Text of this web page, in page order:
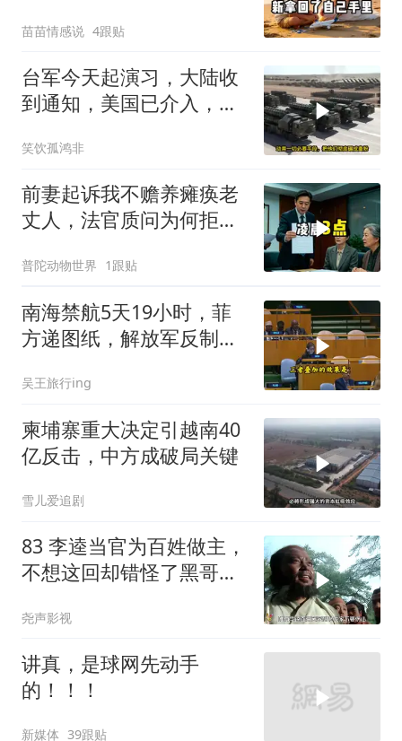
苗苗情感说 4跟贴
台军今天起演习，大陆收
到通知，美国已介入，日
笑饮孤鸿非
前妻起诉我不赡养瘫痪老
丈人，法官质问为何拒不
普陀动物世界 1跟贴
南海禁航5天19小时，菲
方递图纸，解放军反制组
吴王旅行ing
柬埔寨重大决定引越南40
亿反击，中方成破局关键
雪儿爱追剧
83 李逵当官为百姓做主，
不想这回却错怪了黑哥要
尧声影视
讲真，是球网先动手
的！！！
新媒体 39跟贴